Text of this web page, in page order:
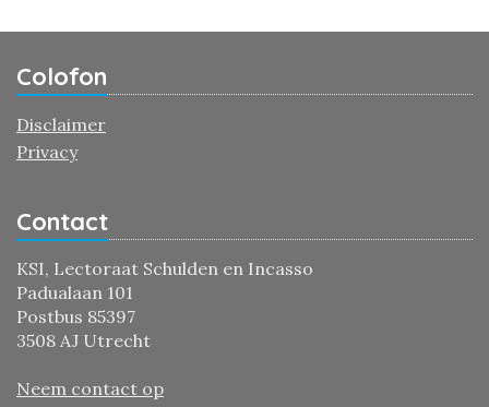
Colofon
Disclaimer
Privacy
Contact
KSI, Lectoraat Schulden en Incasso
Padualaan 101
Postbus 85397
3508 AJ Utrecht
Neem contact op